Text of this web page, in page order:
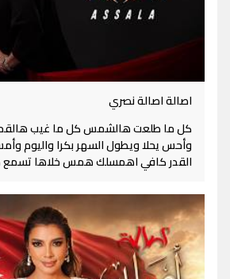
اصالة اصالة نصري
كل ما طلعت هالشمس كل ما غيب
وأحس يحلا ويطول السهر بكرا واليوم
القدر كافي اهمسلك همس خلاها تسمع